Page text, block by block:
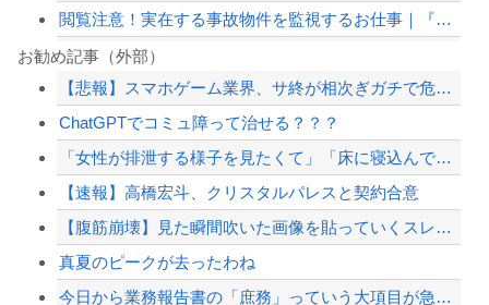
閲覧注意！実在する事故物件を監視するお仕事｜『日本事故物件監視協会3 -Japa...
スマホゲー業界、終わりの始まり…倒産件数が過去最多ペース「数億円かけても爆ﾀﾋ」
【画像】移民についての日本人の本音、だいたいこれｗｗｗｗ
【緊急速報】NYで警官が黒人男性の首を絞め、暴動第二波不可避へ
お勧め記事（外部）
【悲報】スマホゲーム業界、サ終が相次ぎガチで危機的な状況に…その理由がこちら
ChatGPTでコミュ障って治せる？？？
「女性が排泄する様子を見たくて」「床に寝込んでしまった」女子トイレに侵入した疑い...
【速報】高橋宏斗、クリスタルパレスと契約合意
【腹筋崩壊】見た瞬間吹いた画像を貼っていくスレｗｗｗｗ
真夏のピークが去ったわね
今日から業務報告書の「庶務」っていう大項目が急に廃止されたんだけど意味不明すぎる